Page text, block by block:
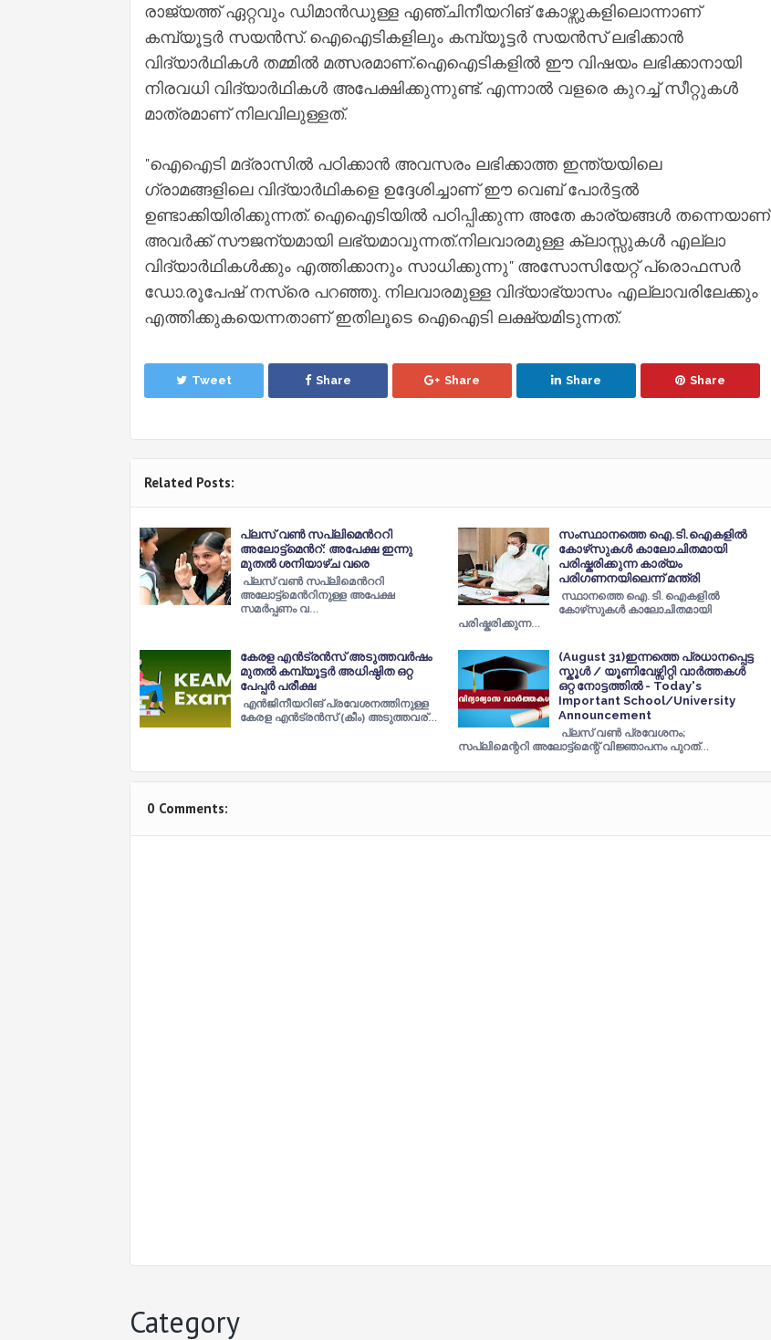
രാജ്യത്ത് ഏറ്റവും ഡിമാൻഡുള്ള എഞ്ചിനീയറിങ് കോഴ്സുകളിലൊന്നാണ്
കമ്പ്യൂട്ടർ സയൻസ്. ഐഐടികളിലും കമ്പ്യൂട്ടർ സയൻസ് ലഭിക്കാൻ
വിദ്യാർഥികൾ തമ്മിൽ മത്സരമാണ്.ഐഐടികളിൽ ഈ വിഷയം ലഭിക്കാനായി
നിരവധി വിദ്യാർഥികൾ അപേക്ഷിക്കുന്നുണ്ട്. എന്നാൽ വളരെ കുറച്ച് സീറ്റുകൾ
മാത്രമാണ് നിലവിലുള്ളത്.
"ഐഐടി മദ്രാസിൽ പഠിക്കാൻ അവസരം ലഭിക്കാത്ത ഇന്ത്യയിലെ
ഗ്രാമങ്ങളിലെ വിദ്യാർഥികളെ ഉദ്ദേശിച്ചാണ് ഈ വെബ് പോർട്ടൽ
ഉണ്ടാക്കിയിരിക്കുന്നത്. ഐഐടിയിൽ പഠിപ്പിക്കുന്ന അതേ കാര്യങ്ങൾ തന്നെയാണ്
അവർക്ക് സൗജന്യമായി ലഭ്യമാവുന്നത്.നിലവാരമുള്ള ക്ലാസ്സുകൾ എല്ലാ
വിദ്യാ‍ർഥികൾക്കും എത്തിക്കാനും സാധിക്കുന്നു" അസോസിയേറ്റ് പ്രൊഫസ‍ർ
ഡോ.രൂപേഷ് നസ്‍രെ പറഞ്ഞു. നിലവാരമുള്ള വിദ്യാഭ്യാസം എല്ലാവരിലേക്കും
എത്തിക്കുകയെന്നതാണ് ഇതിലൂടെ ഐഐടി ലക്ഷ്യമിടുന്നത്.
Tweet Share Share Share Share
Related Posts:
പ്ലസ് വണ്‍ സപ്ലിമെന്‍ററി
അലോട്ട്മെന്‍റ്: അപേക്ഷ ഇന്നു
മുതല്‍ ശനിയാഴ്ച വരെ
പ്ലസ് വണ്‍ സപ്ലിമെന്‍ററി
അലോട്ട്മെന്‍റിനുള്ള അപേക്ഷ
സമര്‍പ്പണം വ…
സംസ്ഥാനത്തെ ഐ.ടി.ഐകളില്‍
കോഴ്‌സുകള്‍ കാലോചിതമായി
പരിഷ്കരിക്കുന്ന കാര്യം
പരിഗണനയിലെന്ന് മന്ത്രി
സ്ഥാനത്തെ ഐ. ടി. ഐകളില്‍
കോഴ്‌സുകള്‍ കാലോചിതമായി
പരിഷ്കരിക്കുന്ന…
കേരള എന്‍ട്രന്‍സ് അടുത്തവര്‍ഷം
മുതല്‍ കമ്പ്യൂട്ടർ അധിഷ്ഠിത ഒറ്റ
പേപ്പര്‍ പരീക്ഷ
എന്‍ജിനീയറിങ് പ്രവേശനത്തിനുള്ള
കേരള എന്‍ട്രന്‍സ് (കീം) അടുത്തവര്…
(August 31)ഇന്നത്തെ പ്രധാനപ്പെട്ട
സ്കൂൾ / യൂണിവേഴ്സിറ്റി വാർത്തകൾ
ഒറ്റ നോട്ടത്തിൽ - Today's
Important School/University
Announcement
പ്ലസ് വണ്‍ പ്രവേശനം;
സപ്ലിമെന്ററി അലോട്ട്‌മെന്റ് വിജ്ഞാപനം പുറത്…
0 Comments:
Category